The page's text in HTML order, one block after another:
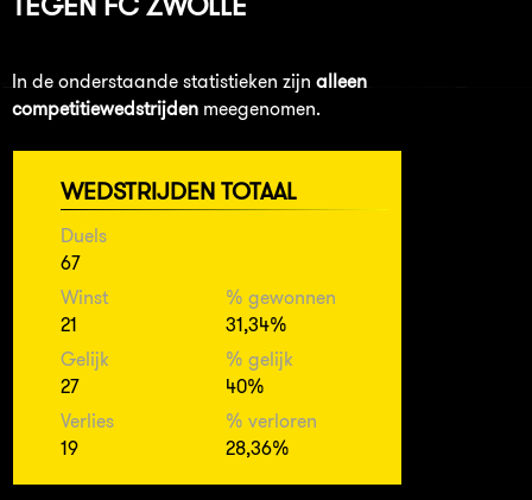
In de onderstaande statistieken zijn alleen
competitiewedstrijden meegenomen.
WEDSTRIJDEN TOTAAL
Duels
67
Winst
21
% gewonnen
31,34%
Gelijk
27
% gelijk
40%
Verlies
19
% verloren
28,36%